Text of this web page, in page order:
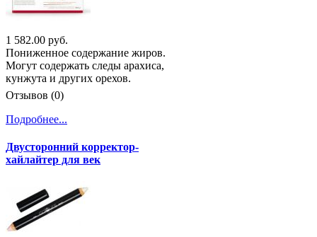
1 582.00 руб.
Пониженное содержание жиров.
Могут содержать следы арахиса,
кунжута и других орехов.
Отзывов (0)
Подробнее...
Двусторонний корректор-
хайлайтер для век